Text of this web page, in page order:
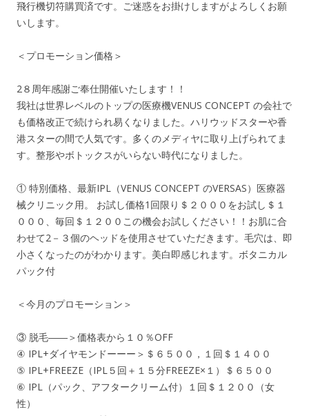
飛行機切符購買済です。ご迷惑をお掛けしますがよろしくお願
いします。
＜プロモーション価格＞
2８周年感謝ご奉仕開催いたします！！
我社は世界レベルのトップの医療機VENUS CONCEPT の会社で
も価格改正で続けられ易くなりました。ハリウッドスターや香
港スターの間で人気です。多くのメディヤに取り上げられてま
す。整形やボトックスがいらない時代になりました。
① 特別価格、最新IPL（VENUS CONCEPT のVERSAS）医療器
械クリニック用。 お試し価格1回限り＄２０００をお試し＄１
０００、毎回＄１２００この機会お試しください！！お肌に合
わせて2－３個のヘッドを使用させていただきます。毛穴は、即
小さくなったのがわかります。美白即感じれます。ボタニカル
パック付
＜今月のプロモーション＞
③ 脱毛――＞価格表から１０％OFF
④ IPL+ダイヤモンドーーー＞＄６５００，１回＄１４００
⑤ IPL+FREEZE（IPL５回＋１５分FREEZE×１）＄６５００
⑥ IPL（パック、アフタークリーム付）１回＄１２００（女
性）